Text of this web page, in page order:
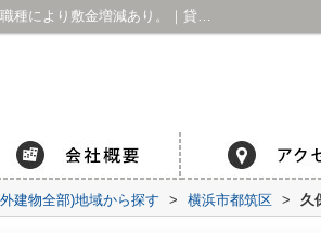
久保田ビル１－Ｂ｜駐車場１台・トイレ・給湯・流し台・動力あり。職種により敷金増減あり。｜貸工場を神奈川県横浜市で探すなら貸工場・貸倉庫NAVI
建物全部)地域から探す > 横浜市都筑区 > 久